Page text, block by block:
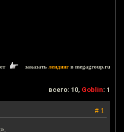
заказать лендинг в megagroup.ru
всего: 10, Goblin: 1
# 1